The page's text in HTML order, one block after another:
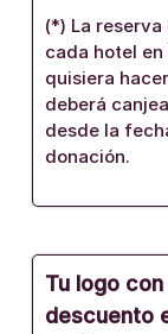
(*) La
cada hotel
quisiera
deberá
desde la
donación.
Tu logo
descuento